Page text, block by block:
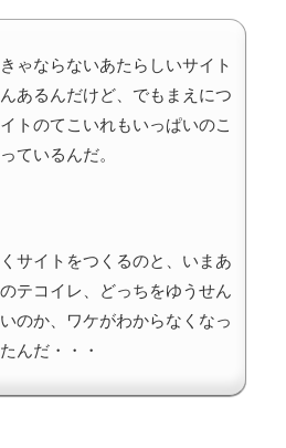
ゃならないあたらしいサイト
あるんだけど、でもまえにつ
トのてこいれもいっぱいのこ
ているんだ。
サイトをつくるのと、いまあ
テコイレ、どっちをゆうせん
のか、ワケがわからなくなっ
んだ・・・